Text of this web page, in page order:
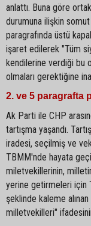
anlattı. Buna göre
durumuna ilişkin
paragrafında üstü
işaret edilerek "Tüm
kendilerine verdiği bu
olmaları gerektiğine
2. ve 5 paragrafta
Ak Parti ile CHP
tartışma yaşandı.
iradesi, seçilmiş ve
TBMM'nde hayata
miletvekillerinin,
yerine getirmeleri için
şeklinde kaleme
milletvekilleri"